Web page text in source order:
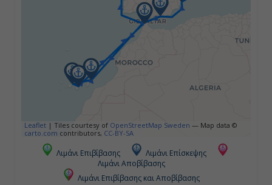
Αρεσίφε (Λανζαρότε-Κανάρια
Νησιά), Ισπανία
10:00
Leaflet | Tiles courtesy of OpenStreetMap Sweden — Map data ©
carto.com contributors, CC-BY-SA
Λιμάνι Επιβίβασης
Λιμάνι Επίσκεψης
Λιμάνι Αποβίβασης
Λιμάνι Επιβίβασης και Αποβίβασης